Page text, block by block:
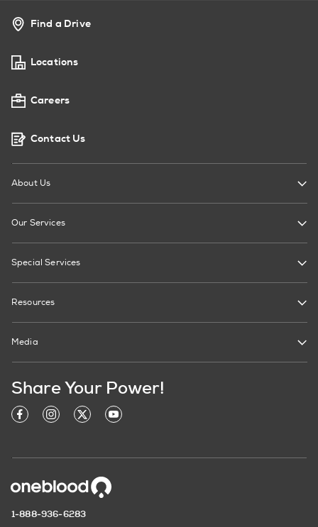
Find a Drive
Locations
Careers
Contact Us
About Us
Our Services
Special Services
Resources
Media
Share Your Power!
1-888-936-6283